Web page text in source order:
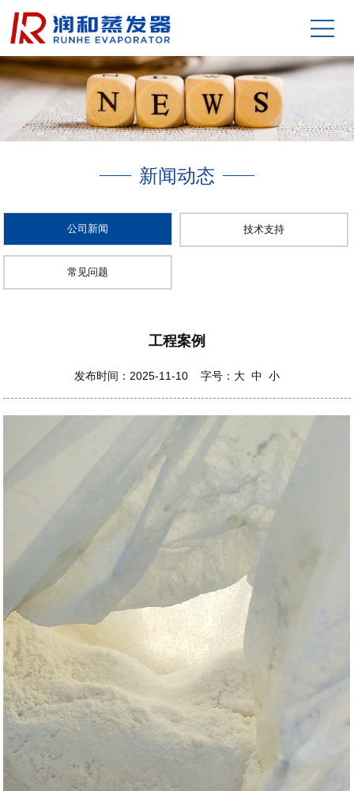
新闻动态
公司新闻 技术支持
常见问题
工程案例
发布时间：2025-11-10 字号： 大 中 小